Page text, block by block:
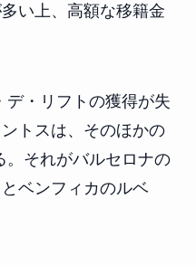
い上、高額な移籍金
・リフトの獲得が失
トスは、そのほかの
。それがバルセロナの
ベンフィカのルベ